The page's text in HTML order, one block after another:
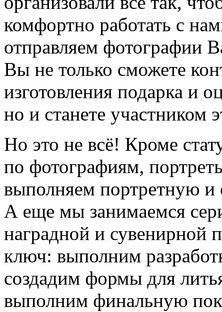
комфортно работать с
отправляем фотографии
Вы не только сможете
изготовления подарка и
но и станете участником
Но это не всё! Кроме
по фотографиям,
выполняем портретную
А еще мы занимаемся
наградной и сувенирной
ключ: выполним
создадим формы для
выполним финальную